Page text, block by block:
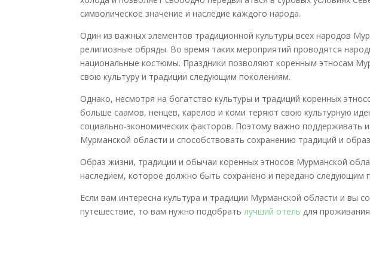
символическое значение и наследие каждого народа.
Один из важных элементов традиционной культуры всех народов
религиозные обряды. Во время таких мероприятий проводятся
национальные костюмы. Праздники позволяют коренным этносам
свою культуру и традиции следующим поколениям.
Однако, несмотря на богатство культуры и традиций коренных
больше саамов, ненцев, карелов и коми теряют свою культурную
социально-экономических факторов. Поэтому важно поддерживать
Мурманской области и способствовать сохранению традиций и
Образ жизни, традиции и обычаи коренных этносов Мурманской
наследием, которое должно быть сохранено и передано следующим
Если вам интересна культура и традиции Мурманской области и вы
путешествие, то вам нужно подобрать лучший отель для